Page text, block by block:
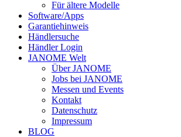
Für ältere Modelle
Software/Apps
Garantiehinweis
Händlersuche
Händler Login
JANOME Welt
Über JANOME
Jobs bei JANOME
Messen und Events
Kontakt
Datenschutz
Impressum
BLOG